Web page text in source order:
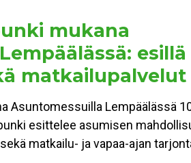
mukana
esillä
matkailupalvelut
Asuntomessuilla Lempäälässä
esittelee asumisen
matkailu- ja vapaa-ajan